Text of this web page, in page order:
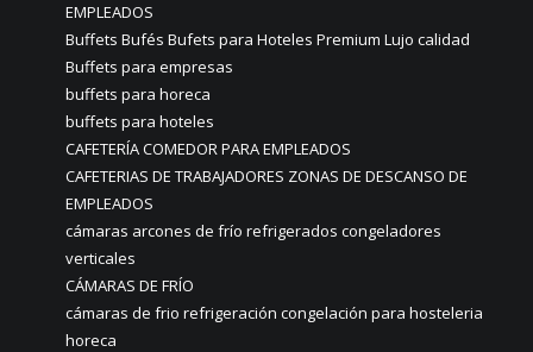
EMPLEADOS
Buffets Bufés Bufets para Hoteles Premium Lujo calidad
Buffets para empresas
buffets para horeca
buffets para hoteles
CAFETERÍA COMEDOR PARA EMPLEADOS
CAFETERIAS DE TRABAJADORES ZONAS DE DESCANSO DE
EMPLEADOS
cámaras arcones de frío refrigerados congeladores
verticales
CÁMARAS DE FRÍO
cámaras de frio refrigeración congelación para hosteleria
horeca